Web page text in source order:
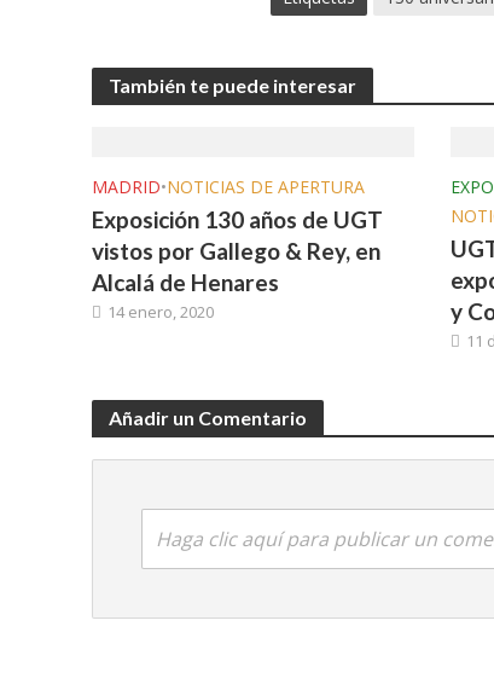
También te puede interesar
MADRID•NOTICIAS DE APERTURA
Exposición 130 años de UGT
vistos por Gallego & Rey, en
Alcalá de Henares
14 enero, 2020
y
11
Añadir un Comentario
Haga clic aquí para publicar un